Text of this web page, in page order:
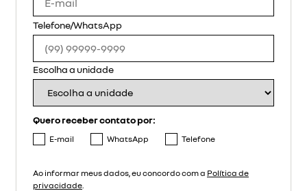
Telefone/WhatsApp
Escolha a unidade
Quero receber contato por:
E-mail WhatsApp Telefone
Ao informar meus dados, eu concordo com a Política de
privacidade